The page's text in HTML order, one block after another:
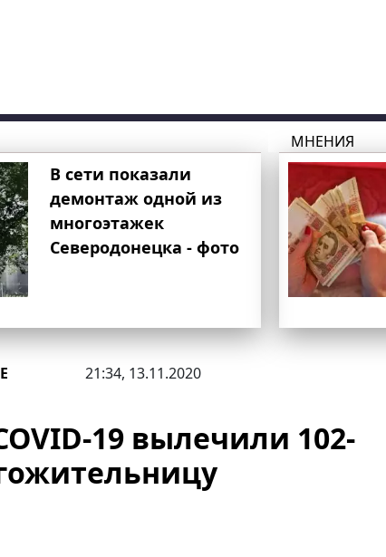
В сети показали
демонтаж одной из
многоэтажек
Северодонецка - фото
МНЕНИЯ
21:34, 13.11.2020
19 вылечили 102-